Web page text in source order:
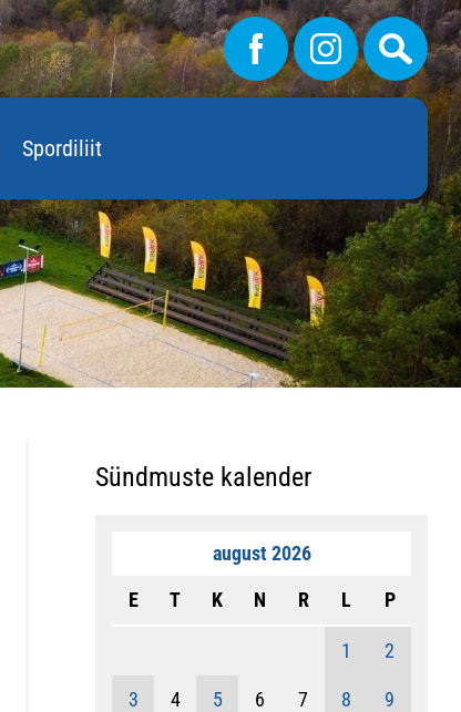
Spordiliit
Sündmuste kalender
august 2026
E
T K N R L P
1 2
3 4 5 6 7 8 9